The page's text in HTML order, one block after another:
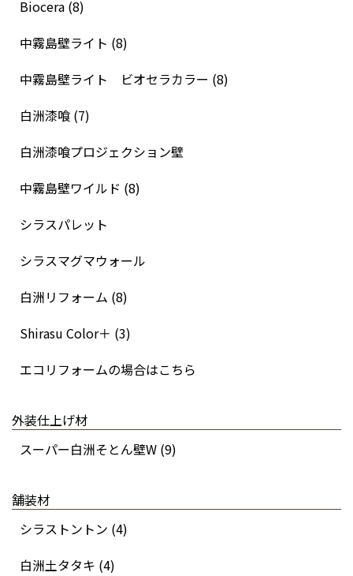
Biocera (8)
中霧島壁ライト (8)
中霧島壁ライト ビオセラカラー (8)
白洲漆喰 (7)
白洲漆喰プロジェクション壁
中霧島壁ワイルド (8)
シラスパレット
シラスマグマウォール
白洲リフォーム (8)
Shirasu Color＋ (3)
エコリフォームの場合はこちら
外装仕上げ材
スーパー白洲そとん壁W (9)
舗装材
シラストントン (4)
白洲土タタキ (4)